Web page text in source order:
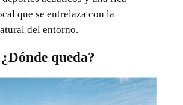
que se entrelaza con la
del entorno.
¿Dónde queda?